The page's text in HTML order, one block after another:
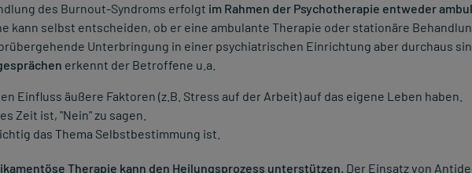
des Burnout-Syndroms erfolgt im Rahmen der Psychotherapie entweder
kann selbst entscheiden, ob er eine ambulante Therapie oder stationäre
Unterbringung in einer psychiatrischen Einrichtung aber durchaus
erkennt der Betroffene u.a.
Einfluss äußere Faktoren (z.B. Stress auf der Arbeit) auf das eigene Leben haben.
Zeit ist, "Nein" zu sagen.
das Thema Selbstbestimmung ist.
Therapie kann den Heilungsprozess unterstützen. Der Einsatz von